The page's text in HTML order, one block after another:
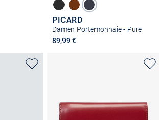
PICARD
Damen Portemonnaie - Pure
89,99 €